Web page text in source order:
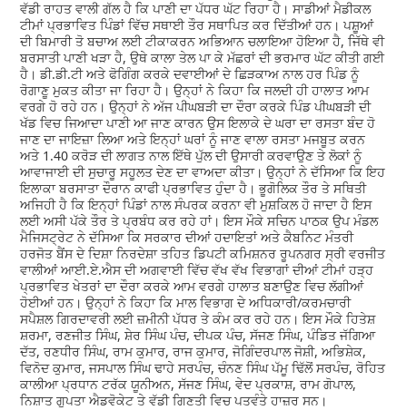
ਵੱਡੀ ਰਾਹਤ ਵਾਲੀ ਗੱਲ ਹੈ ਕਿ ਪਾਣੀ ਦਾ ਪੱਧਰ ਘੱਟ ਰਿਹਾ ਹੈ। ਸਾਡੀਆਂ ਮੈਡੀਕਲ
ਟੀਮਾਂ ਪ੍ਰਭਾਵਿਤ ਪਿੰਡਾਂ ਵਿੱਚ ਸਥਾਈ ਤੌਰ ਸਥਾਪਿਤ ਕਰ ਦਿੱਤੀਆਂ ਹਨ। ਪਸ਼ੂਆਂ
ਦੀ ਬਿਮਾਰੀ ਤੋ ਬਚਾਅ ਲਈ ਟੀਕਾਕਰਨ ਅਭਿਆਨ ਚਲਾਇਆ ਹੋਇਆ ਹੈ, ਜਿੱਥੇ ਵੀ
ਬਰਸਾਤੀ ਪਾਣੀ ਖੜਾ ਹੈ, ਉਥੇ ਕਾਲਾ ਤੇਲ ਪਾ ਕੇ ਮੱਛਰਾਂ ਦੀ ਭਰਮਾਰ ਘੱਟ ਕੀਤੀ ਗਈ
ਹੈ। ਡੀ.ਡੀ.ਟੀ ਅਤੇ ਫੋਗਿੰਗ ਕਰਕੇ ਦਵਾਈਆਂ ਦੇ ਛਿੜਕਾਅ ਨਾਲ ਹਰ ਪਿੰਡ ਨੂੰ
ਰੋਗਾਣੂ ਮੁਕਤ ਕੀਤਾ ਜਾ ਰਿਹਾ ਹੈ। ਉਨ੍ਹਾਂ ਨੇ ਕਿਹਾ ਕਿ ਜਲਦੀ ਹੀ ਹਾਲਾਤ ਆਮ
ਵਰਗੇ ਹੋ ਰਹੇ ਹਨ। ਉਨ੍ਹਾਂ ਨੇ ਅੱਜ ਪੀਘਬੜੀ ਦਾ ਦੌਰਾ ਕਰਕੇ ਪਿੰਡ ਪੀਘਬੜੀ ਦੀ
ਖੱਡ ਵਿਚ ਜਿਆਦਾ ਪਾਣੀ ਆ ਜਾਣ ਕਾਰਨ ਉਸ ਇਲਾਕੇ ਦੇ ਘਰਾ ਦਾ ਰਸਤਾ ਬੰਦ ਹੋ
ਜਾਣ ਦਾ ਜਾਇਜ਼ਾ ਲਿਆ ਅਤੇ ਇਨ੍ਹਾਂ ਘਰਾਂ ਨੂੰ ਜਾਣ ਵਾਲਾ ਰਸਤਾ ਮਜਬੂਤ ਕਰਨ
ਅਤੇ 1.40 ਕਰੋੜ ਦੀ ਲਾਗਤ ਨਾਲ ਇੱਥੇ ਪੁੱਲ ਦੀ ਉਸਾਰੀ ਕਰਵਾਉਣ ਤੇ ਲੋਕਾਂ ਨੂੰ
ਆਵਾਜਾਈ ਦੀ ਸੁਚਾਰੂ ਸਹੂਲਤ ਦੇਣ ਦਾ ਵਾਅਦਾ ਕੀਤਾ। ਉਨ੍ਹਾਂ ਨੇ ਦੱਸਿਆ ਕਿ ਇਹ
ਇਲਾਕਾ ਬਰਸਾਤਾ ਦੌਰਾਨ ਕਾਫੀ ਪ੍ਰਭਾਵਿਤ ਹੁੰਦਾ ਹੈ। ਭੂਗੋਲਿਕ ਤੌਰ ਤੇ ਸਥਿਤੀ
ਅਜਿਹੀ ਹੈ ਕਿ ਇਨ੍ਹਾਂ ਪਿੰਡਾਂ ਨਾਲ ਸੰਪਰਕ ਕਰਨਾ ਵੀ ਮੁਸ਼ਕਿਲ ਹੋ ਜਾਦਾ ਹੈ ਇਸ
ਲਈ ਅਸੀ ਪੱਕੇ ਤੌਰ ਤੇ ਪ੍ਰਬੰਧ ਕਰ ਰਹੇ ਹਾਂ। ਇਸ ਮੌਕੇ ਸਚਿਨ ਪਾਠਕ ਉਪ ਮੰਡਲ
ਮੈਜਿਸਟ੍ਰੇਟ ਨੇ ਦੱਸਿਆ ਕਿ ਸਰਕਾਰ ਦੀਆਂ ਹਦਾਇਤਾਂ ਅਤੇ ਕੈਬਨਿਟ ਮੰਤਰੀ
ਹਰਜੋਤ ਬੈਂਸ ਦੇ ਦਿਸ਼ਾ ਨਿਰਦੇਸ਼ਾ ਤਹਿਤ ਡਿਪਟੀ ਕਮਿਸ਼ਨਰ ਰੂਪਨਗਰ ਸ੍ਰੀ ਵਰਜੀਤ
ਵਾਲੀਆਂ ਆਈ.ਏ.ਐਸ ਦੀ ਅਗਵਾਈ ਵਿੱਚ ਵੱਖ ਵੱਖ ਵਿਭਾਗਾਂ ਦੀਆਂ ਟੀਮਾਂ ਹੜ੍ਹ
ਪ੍ਰਭਾਵਿਤ ਖੇਤਰਾਂ ਦਾ ਦੌਰਾ ਕਰਕੇ ਆਮ ਵਰਗੇ ਹਾਲਾਤ ਬਣਾਉਣ ਵਿਚ ਲੱਗੀਆਂ
ਹੋਈਆਂ ਹਨ। ਉਨ੍ਹਾਂ ਨੇ ਕਿਹਾ ਕਿ ਮਾਲ ਵਿਭਾਗ ਦੇ ਅਧਿਕਾਰੀ/ਕਰਮਚਾਰੀ
ਸਪੈਸ਼ਲ ਗਿਰਦਾਵਰੀ ਲਈ ਜ਼ਮੀਨੀ ਪੱਧਰ ਤੇ ਕੰਮ ਕਰ ਰਹੇ ਹਨ। ਇਸ ਮੌਕੇ ਹਿਤੇਸ਼
ਸ਼ਰਮਾ, ਰਣਜੀਤ ਸਿੰਘ, ਸ਼ੇਰ ਸਿੰਘ ਪੰਚ, ਦੀਪਕ ਪੰਚ, ਸੱਜਣ ਸਿੰਘ, ਪੰਡਿਤ ਜੱਗਿਆ
ਦੱਤ, ਰਣਧੀਰ ਸਿੰਘ, ਰਾਮ ਕੁਮਾਰ, ਰਾਜ ਕੁਮਾਰ, ਜੋਗਿੰਦਰਪਾਲ ਜੋਸ਼ੀ, ਅਭਿਸ਼ੇਕ,
ਵਿਨੋਦ ਕੁਮਾਰ, ਜਸਪਾਲ ਸਿੰਘ ਢਾਹੇ ਸਰਪੰਚ, ਚੰਨਣ ਸਿੰਘ ਪੱਮੂ ਢਿੱਲੋਂ ਸਰਪੰਚ, ਰੋਹਿਤ
ਕਾਲੀਆ ਪ੍ਰਧਾਨ ਟਰੱਕ ਯੂਨੀਅਨ, ਸੱਜਣ ਸਿੰਘ, ਵੇਦ ਪ੍ਰਕਾਸ਼, ਰਾਮ ਗੋਪਾਲ,
ਨਿਸ਼ਾਤ ਗੁਪਤਾ ਐਡਵੋਕੇਟ ਤੇ ਵੱਡੀ ਗਿਣਤੀ ਵਿਚ ਪਤਵੰਤੇ ਹਾਜ਼ਰ ਸਨ।